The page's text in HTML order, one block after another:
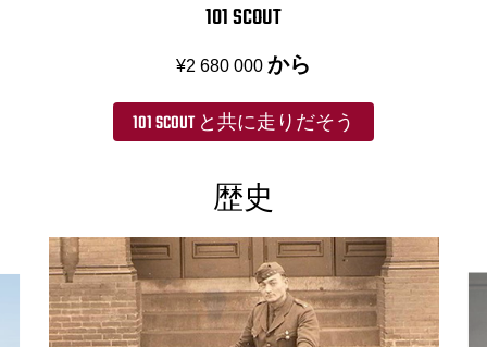
101 SCOUT
¥2 680 000 から
101 SCOUT と共に走りだそう
歴史